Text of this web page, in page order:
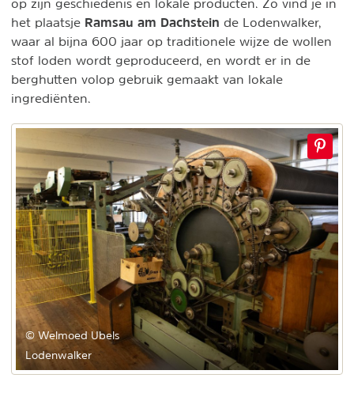
op zijn geschiedenis en lokale producten. Zo vind je in
het plaatsje Ramsau am Dachstein de Lodenwalker,
waar al bijna 600 jaar op traditionele wijze de wollen
stof loden wordt geproduceerd, en wordt er in de
berghutten volop gebruik gemaakt van lokale
ingrediënten.
© Welmoed Ubels
Lodenwalker